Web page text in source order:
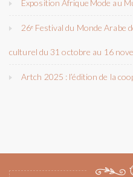
Exposition Afrique Mode au
26ᵉ Festival du Monde Arabe
culturel du 31 octobre au 16
Artch 2025 : l’édition de la